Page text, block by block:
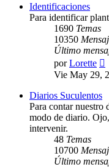
Identificaciones
Para identificar
1690 Temas
10350
Último
porLorette
Vie May 29,
Diarios Suculentos
Para contar nuestro
modo de diario.
intervenir.
48 Temas
10700
Último